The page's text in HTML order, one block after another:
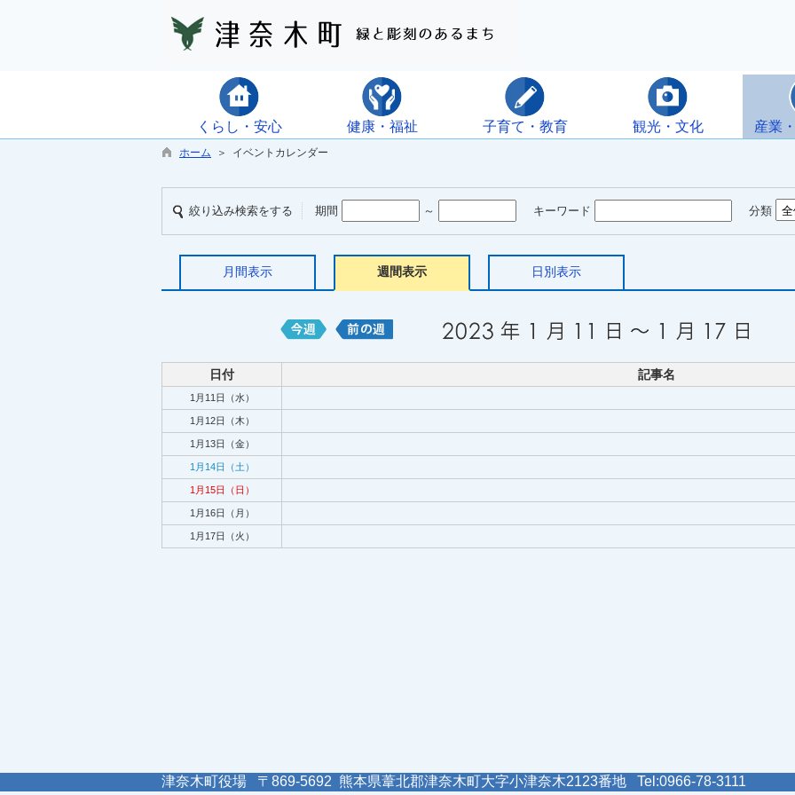
くらし・安心 健康・福祉 子育て・教育 観光・文化 産業
ホーム ＞ イベントカレンダー
絞り込み検索をする 期間 ～ キーワード 分類
月間表示 週間表示 日別表示
日付 記事名
1月11日（水）
1月12日（木）
1月13日（金）
1月14日（土）
1月15日（日）
1月16日（月）
1月17日（火）
津奈木町役場 〒869-5692 熊本県葦北郡津奈木町大字小津奈木2123番地 Tel:0966-78-3111